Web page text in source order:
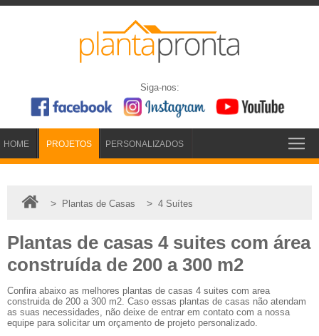
Siga-nos:
HOME PROJETOS PERSONALIZADOS
> Plantas de Casas > 4 Suítes
Plantas de casas 4 suites com área
construída de 200 a 300 m2
Confira abaixo as melhores plantas de casas 4 suites com area
construida de 200 a 300 m2. Caso essas plantas de casas não atendam
as suas necessidades, não deixe de entrar em contato com a nossa
equipe para solicitar um orçamento de projeto personalizado.